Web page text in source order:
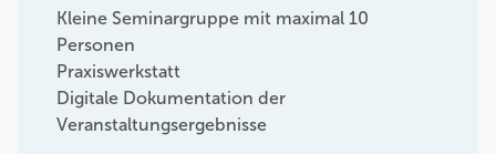
Kleine Seminargruppe mit maximal 10
Personen
Praxiswerkstatt
Digitale Dokumentation der
Veranstaltungsergebnisse